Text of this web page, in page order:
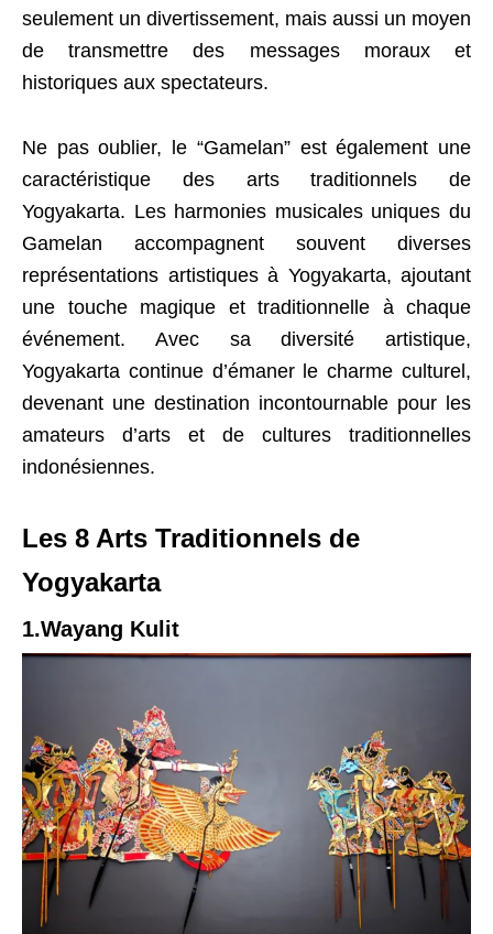
seulement un divertissement, mais aussi un moyen
de transmettre des messages moraux et
historiques aux spectateurs.
Ne pas oublier, le “Gamelan” est également une
caractéristique des arts traditionnels de
Yogyakarta. Les harmonies musicales uniques du
Gamelan accompagnent souvent diverses
représentations artistiques à Yogyakarta, ajoutant
une touche magique et traditionnelle à chaque
événement. Avec sa diversité artistique,
Yogyakarta continue d’émaner le charme culturel,
devenant une destination incontournable pour les
amateurs d’arts et de cultures traditionnelles
indonésiennes.
Les 8 Arts Traditionnels de
Yogyakarta
1.Wayang Kulit